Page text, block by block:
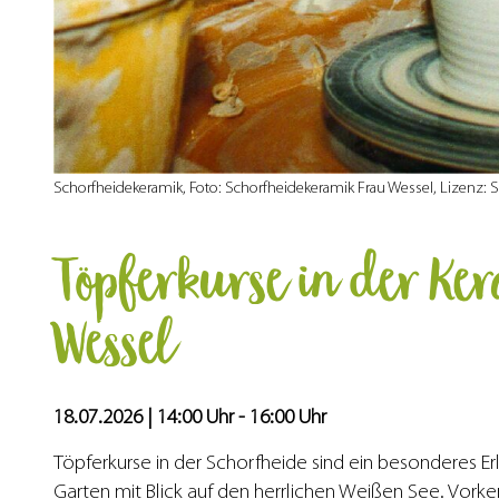
Schorfheidekeramik, Foto: Schorfheidekeramik Frau Wessel, Lizenz:
Töpferkurse in der
Wessel
18.07.2026 | 14:00 Uhr - 16:00 Uhr
Töpferkurse in der Schorfheide sind ein besonderes
Garten mit Blick auf den herrlichen Weißen See.